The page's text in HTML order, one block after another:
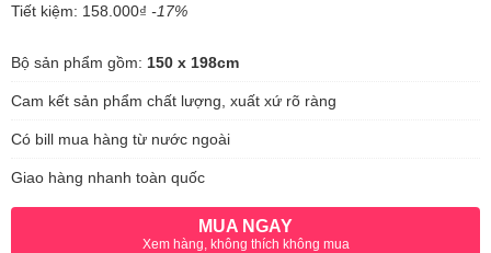
Tiết kiệm: 158.000₫ -17%
Bộ sản phẩm gồm: 150 x 198cm
Cam kết sản phẩm chất lượng, xuất xứ rõ ràng
Có bill mua hàng từ nước ngoài
Giao hàng nhanh toàn quốc
MUA NGAY
Xem hàng, không thích không mua